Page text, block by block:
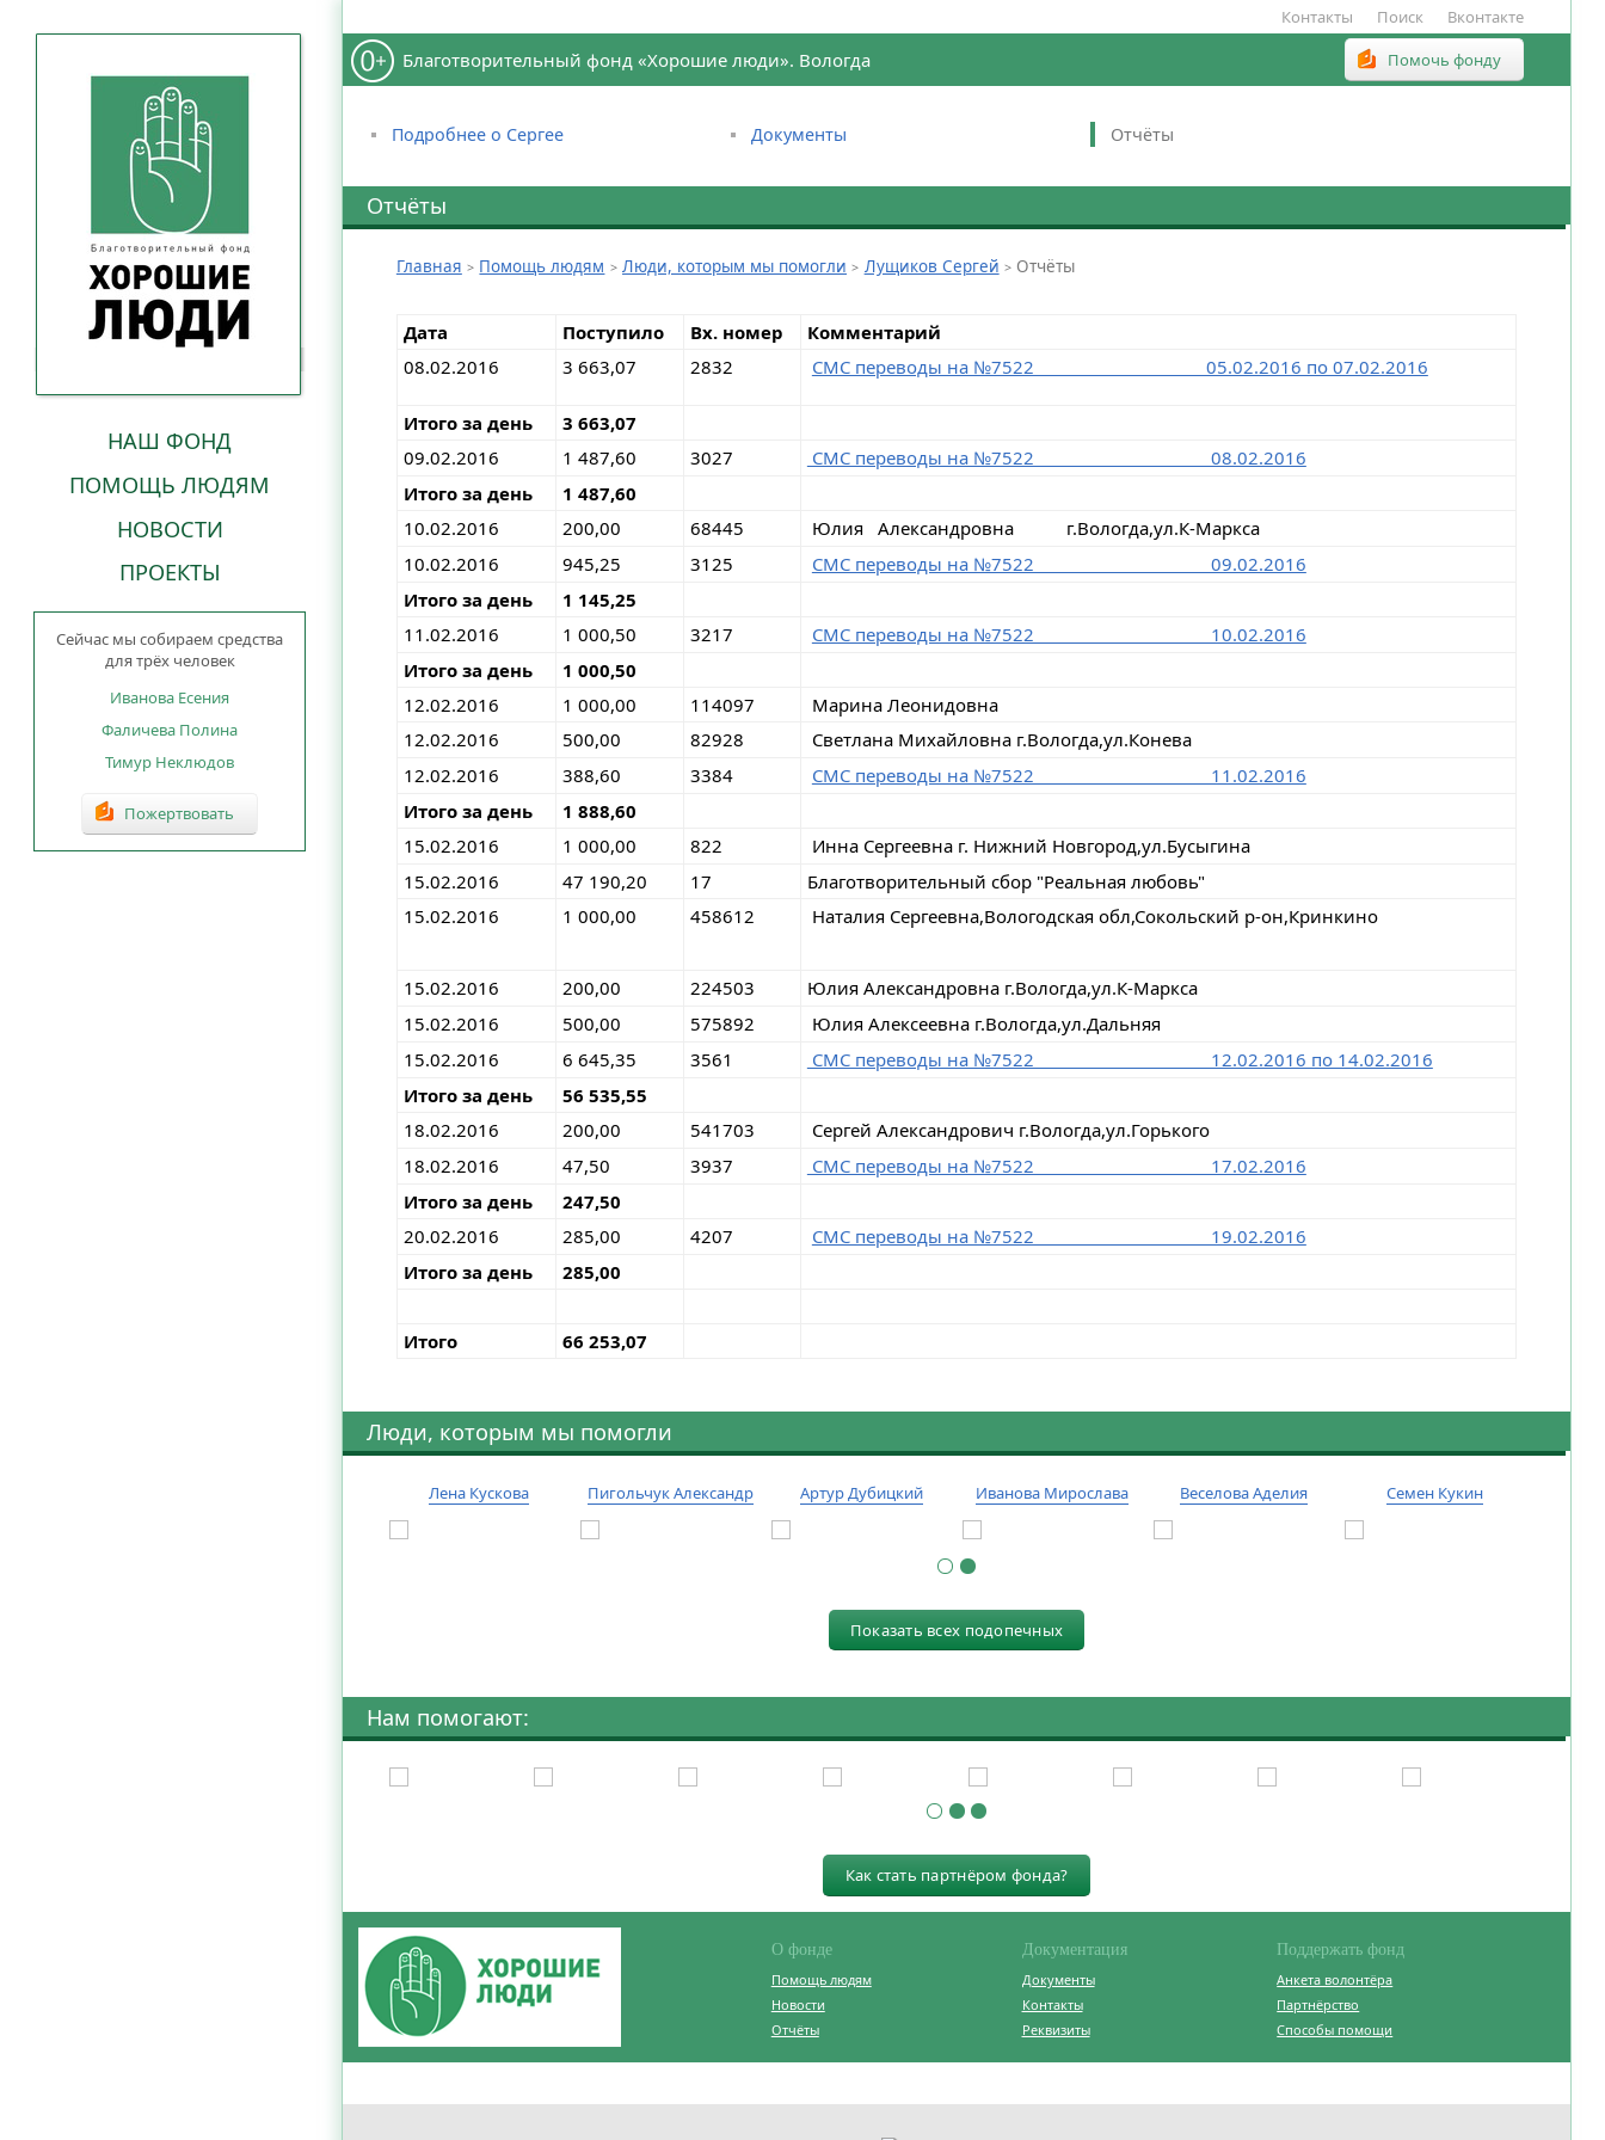
НАШ ФОНД
ПОМОЩЬ ЛЮДЯМ
НОВОСТИ
ПРОЕКТЫ
Сейчас мы собираем средства
для трёх человек
Иванова Есения
Фаличева Полина
Тимур Неклюдов
Пожертвовать
Контакты Поиск Вконтакте
Благотворительный фонд «Хорошие люди». Вологда Помочь фонду
Подробнее о Сергее Документы Отчёты
Отчёты
Главная Помощь людям Люди, которым мы помогли Лущиков Сергей Отчёты
Дата Поступило Вх. номер
Комментарий
08.02.2016
3 663,07 2832 СМС переводы на №7522 05.02.2016 по 07.02.2016
Итого за день
3 663,07
09.02.2016
1 487,60 3027
СМС переводы на №7522 08.02.2016
Итого за день
1 487,60
10.02.2016
200,00 68445
Юлия Александровна г.Вологда,ул.К-Маркса
10.02.2016
945,25 3125
СМС переводы на №7522 09.02.2016
Итого за день
1 145,25
11.02.2016
1 000,50 3217
СМС переводы на №7522 10.02.2016
Итого за день
1 000,50
12.02.2016
1 000,00 114097
Марина Леонидовна
12.02.2016
500,00 82928
Светлана Михайловна г.Вологда,ул.Конева
12.02.2016
388,60 3384
СМС переводы на №7522 11.02.2016
Итого за день
1 888,60
15.02.2016
1 000,00 822
Инна Сергеевна г. Нижний Новгород,ул.Бусыгина
15.02.2016
47 190,20 17
Благотворительный сбор "Реальная любовь"
15.02.2016
1 000,00 458612 Наталия Сергеевна,Вологодская обл,Сокольский р-он,Кринкино
15.02.2016 200,00 224503
Юлия Александровна г.Вологда,ул.К-Маркса
15.02.2016
500,00 575892
Юлия Алексеевна г.Вологда,ул.Дальняя
15.02.2016
6 645,35 3561
СМС переводы на №7522 12.02.2016 по 14.02.2016
Итого за день
56 535,55
18.02.2016
200,00 541703
Сергей Александрович г.Вологда,ул.Горького
18.02.2016
47,50 3937
СМС переводы на №7522 17.02.2016
Итого за день
247,50
20.02.2016
285,00 4207
СМС переводы на №7522 19.02.2016
Итого за день
285,00
Итого 66 253,07
Люди, которым мы помогли
Лена Кускова Пигольчук Александр Артур Дубицкий Иванова Мирослава Веселова Аделия Семен Кукин
Показать всех подопечных
Нам помогают:
Как стать партнёром фонда?
О фонде
Помощь людям
Новости
Отчёты
Документация
Документы
Контакты
Реквизиты
Поддержать фонд
Анкета волонтёра
Партнёрство
Способы помощи